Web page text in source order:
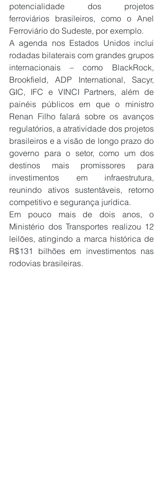
potencialidade dos projetos
ferroviários brasileiros, como o Anel
Ferroviário do Sudeste, por exemplo.
A agenda nos Estados Unidos inclui
rodadas bilaterais com grandes grupos
internacionais – como BlackRock,
Brookfield, ADP International, Sacyr,
GIC, IFC e VINCI Partners, além de
painéis públicos em que o ministro
Renan Filho falará sobre os avanços
regulatórios, a atratividade dos projetos
brasileiros e a visão de longo prazo do
governo para o setor, como um dos
destinos mais promissores para
investimentos em infraestrutura,
reunindo ativos sustentáveis, retorno
competitivo e segurança jurídica.
Em pouco mais de dois anos, o
Ministério dos Transportes realizou 12
leilões, atingindo a marca histórica de
R$131 bilhões em investimentos nas
rodovias brasileiras.